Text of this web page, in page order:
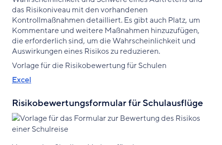
das Risikoniveau mit den vorhandenen
Kontrollmaßnahmen detailliert. Es gibt auch Platz, um
Kommentare und weitere Maßnahmen hinzuzufügen,
die erforderlich sind, um die Wahrscheinlichkeit und
Auswirkungen eines Risikos zu reduzieren.
Vorlage für die Risikobewertung für Schulen
Excel
Risikobewertungsformular für Schulausflüge